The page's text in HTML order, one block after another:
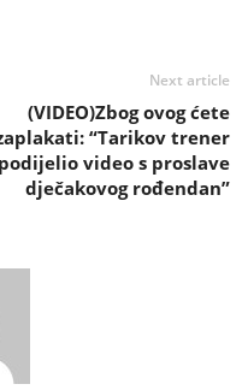
Next article
(VIDEO)Zbog ovog ćete
“Tarikov trener
podijelio video s proslave
dječakovog rođendan”